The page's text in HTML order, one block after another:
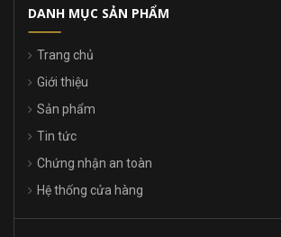
DANH MỤC SẢN PHẨM
Trang chủ
Giới thiệu
Sản phẩm
Tin tức
Chứng nhận an toàn
Hệ thống cửa hàng